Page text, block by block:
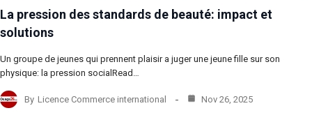
La pression des standards de beauté: impact et
solutions
Un groupe de jeunes qui prennent plaisir a juger une jeune fille sur son
physique: la pression socialRead…
By Licence Commerce international Nov 26, 2025